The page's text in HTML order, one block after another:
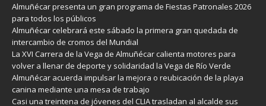
Almuñécar presenta un gran programa de Fiestas Patronales 2026
para todos los públicos
Almuñécar celebrará este sábado la primera gran quedada de
intercambio de cromos del Mundial
La XVI Carrera de la Vega de Almuñécar calienta motores para
volver a llenar de deporte y solidaridad la Vega de Río Verde
Almuñécar acuerda impulsar la mejora o reubicación de la playa
canina mediante una mesa de trabajo
Casi una treintena de jóvenes del CLIA trasladan al alcalde sus